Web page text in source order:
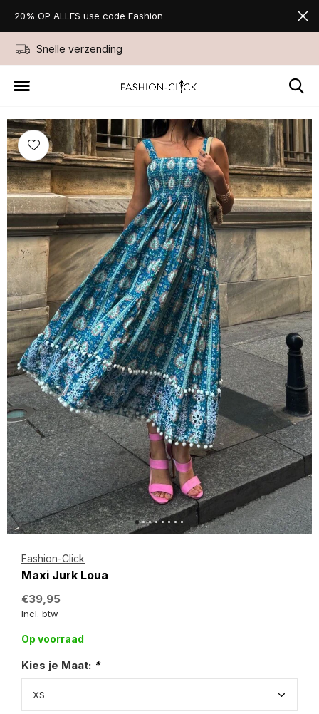
Snelle verzending
20% OP ALLES use code Fashion
Fashion-Click
Maxi Jurk Loua
€39,95
Incl. btw
Op voorraad
Kies je Maat: *